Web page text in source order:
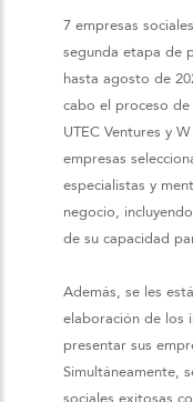
7 empresas
segunda etapa de
hasta agosto de
cabo el proceso de
UTEC Ventures y
empresas
especialistas y
negocio,
de su capacidad
Además, se les
elaboración de los
presentar sus
Simultáneamente,